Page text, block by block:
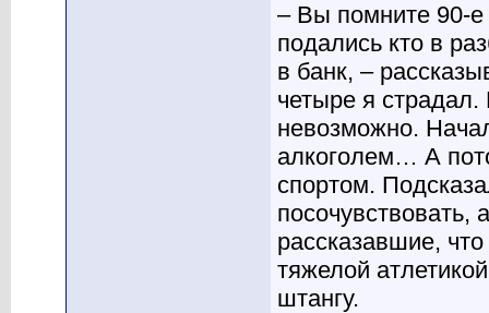
– Вы помните 90-е
подались кто в
в банк, –
четыре я
невозможно.
алкоголем… А
спортом.
посочувствовать,
рассказавшие,
тяжелой
штангу.